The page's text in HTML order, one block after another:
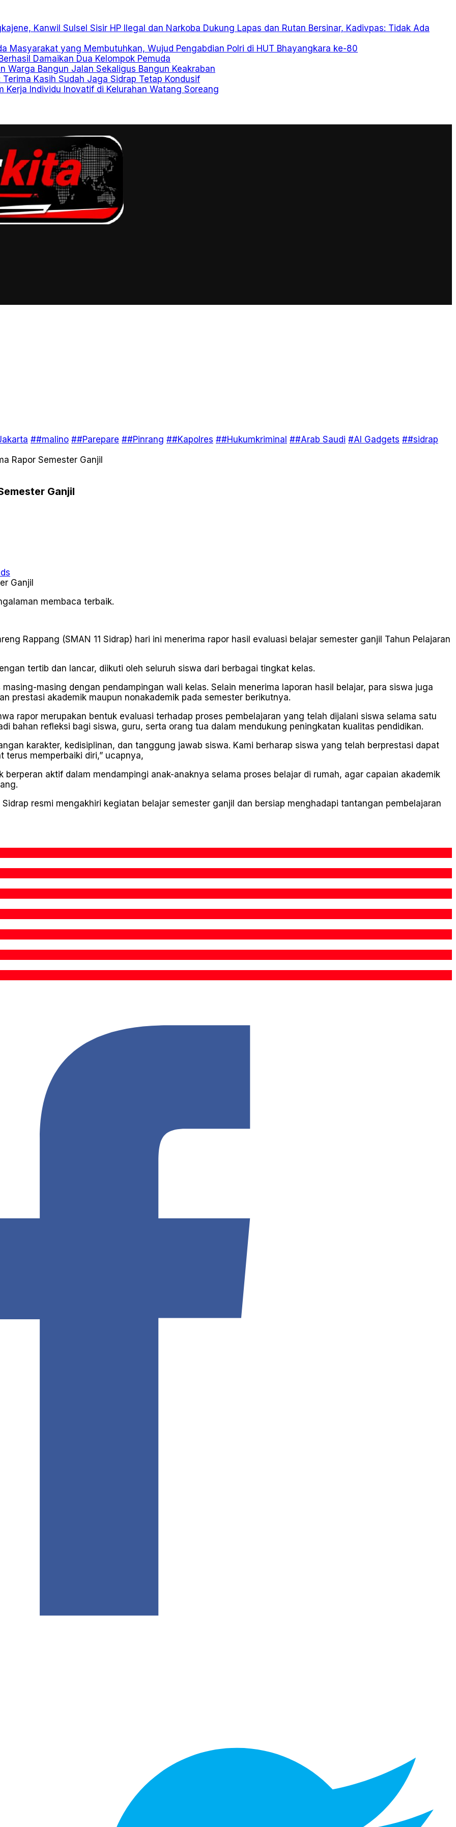
Kanwil Sulsel Sisir HP Ilegal dan Narkoba Dukung Lapas dan Rutan Bersinar, Kadivpas: Tidak Ada
Masyarakat yang Membutuhkan, Wujud Pengabdian Polri di HUT Bhayangkara ke-80
Damaikan Dua Kelompok Pemuda
Warga Bangun Jalan Sekaligus Bangun Keakraban
Kasih Sudah Jaga Sidrap Tetap Kondusif
Kerja Individu Inovatif di Kelurahan Watang Soreang
##malino ##Parepare ##Pinrang ##Kapolres ##Hukumkriminal ##Arab Saudi #AI Gadgets ##sidrap
Rapor Semester Ganjil
Ganjil
membaca terbaik.
Rappang (SMAN 11 Sidrap) hari ini menerima rapor hasil evaluasi belajar semester ganjil Tahun Pelajaran
tertib dan lancar, diikuti oleh seluruh siswa dari berbagai tingkat kelas.
masing dengan pendampingan wali kelas. Selain menerima laporan hasil belajar, para siswa juga
prestasi akademik maupun nonakademik pada semester berikutnya.
rapor merupakan bentuk evaluasi terhadap proses pembelajaran yang telah dijalani siswa selama satu
bahan refleksi bagi siswa, guru, serta orang tua dalam mendukung peningkatan kualitas pendidikan.
karakter, kedisiplinan, dan tanggung jawab siswa. Kami berharap siswa yang telah berprestasi dapat
terus memperbaiki diri,” ucapnya,
aktif dalam mendampingi anak-anaknya selama proses belajar di rumah, agar capaian akademik
resmi mengakhiri kegiatan belajar semester ganjil dan bersiap menghadapi tantangan pembelajaran